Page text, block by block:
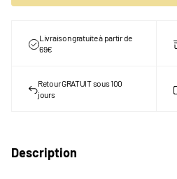
Livraison gratuite à partir de
69€
Retour GRATUIT sous 100
jours
Description